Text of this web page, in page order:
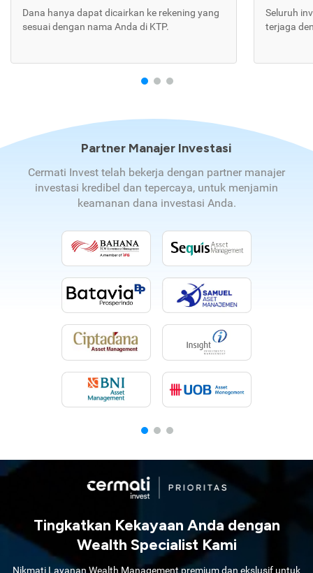
Dana hanya dapat dicairkan ke rekening yang
sesuai dengan nama Anda di KTP.
Seluruh
terjaga
Partner Manajer Investasi
Cermati Invest telah bekerja dengan partner manajer
investasi kredibel dan tepercaya, untuk menjamin
keamanan dana investasi Anda.
Tingkatkan Kekayaan Anda dengan
Wealth Specialist Kami
Nikmati Layanan Wealth Management premium dan ekslusif untuk